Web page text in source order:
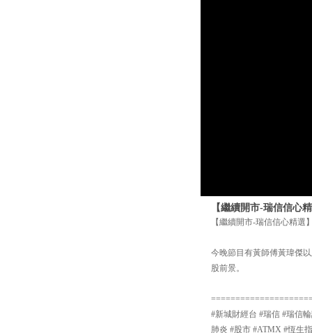
【繼續開市-瑞信信心
【繼續開市-瑞信信心精
今晚節目有黃師傅黃瑋傑
股前景。
#新城財經台 #瑞信 #瑞信
肺炎 #股市 #ATMX #恆生